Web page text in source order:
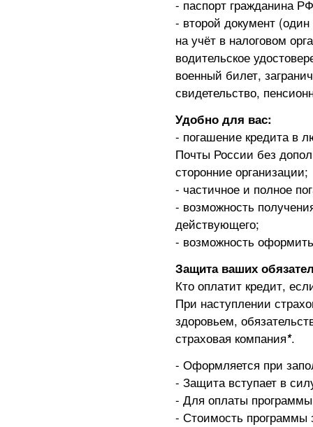
- паспорт гражданина
- второй документ (один
на учёт в налоговом
водительское
военный билет,
свидетельство,
Удобно для вас:
- погашение кредита в
Почты России без
сторонние организации;
- частичное и полное
- возможность
действующего;
- возможность
Защита ваших
Кто оплатит кредит,
При наступлении
здоровьем,
страховая компания*.
- Оформляется при
- Защита вступает в
- Для оплаты программы
- Стоимость программы